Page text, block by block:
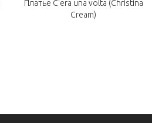
Платье C'era una volta (Christina
Cream)